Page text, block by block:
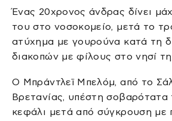
Ένας 20χρονος άνδρας δίνει
του στο νοσοκομείο, μετά το
ατύχημα με γουρούνα κατά τη
διακοπών με φίλους στο νησί
Ο Μπράντλεϊ Μπελόμ, από το
Βρετανίας, υπέστη σοβαρότατα
κεφάλι μετά από σύγκρουση με